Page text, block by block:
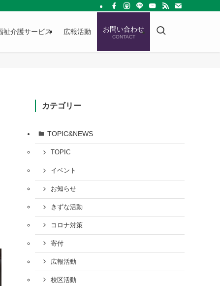
祉介護サービス 広報活動 お問い合わせ
CONTACT
カテゴリー
TOPIC&NEWS
TOPIC
イベント
お知らせ
きずな活動
コロナ対策
寄付
広報活動
校区活動